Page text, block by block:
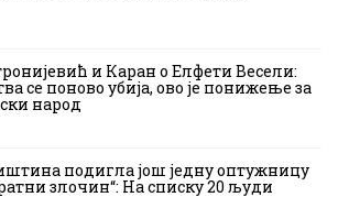
и Каран о Елфети Весели:
се поново убија, ово је понижење за
народ
подигла још једну оптужницу
злочин“: На списку 20 људи